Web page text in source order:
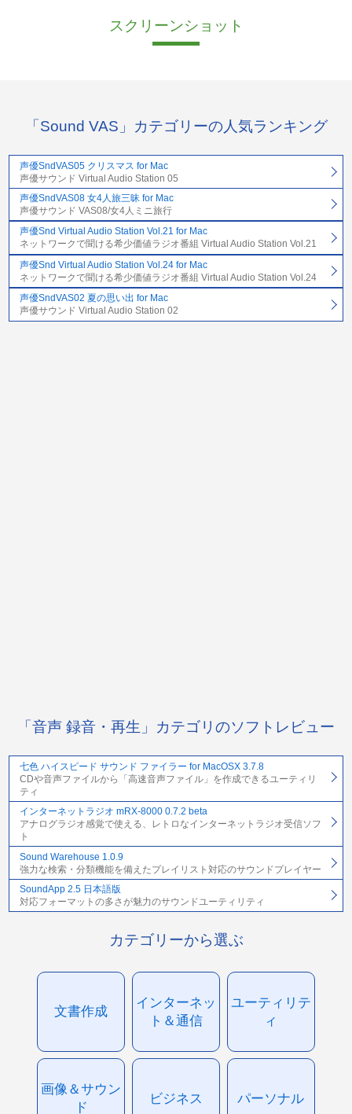
スクリーンショット
「Sound VAS」カテゴリーの人気ランキング
声優SndVAS05 クリスマス for Mac
声優サウンド Virtual Audio Station 05
声優SndVAS08 女4人旅三昧 for Mac
声優サウンド VAS08/女4人ミニ旅行
声優Snd Virtual Audio Station Vol.21 for Mac
ネットワークで聞ける希少価値ラジオ番組 Virtual Audio Station Vol.21
声優Snd Virtual Audio Station Vol.24 for Mac
ネットワークで聞ける希少価値ラジオ番組 Virtual Audio Station Vol.24
声優SndVAS02 夏の思い出 for Mac
声優サウンド Virtual Audio Station 02
「音声 録音・再生」カテゴリのソフトレビュー
七色 ハイスピード サウンド ファイラー for MacOSX 3.7.8
CDや音声ファイルから「高速音声ファイル」を作成できるユーティリ
ティ
インターネットラジオ mRX-8000 0.7.2 beta
アナログラジオ感覚で使える、レトロなインターネットラジオ受信ソフ
ト
Sound Warehouse 1.0.9
強力な検索・分類機能を備えたプレイリスト対応のサウンドプレイヤー
SoundApp 2.5 日本語版
対応フォーマットの多さが魅力のサウンドユーティリティ
カテゴリーから選ぶ
文書作成
インターネッ
ト＆通信
ユーティリテ
ィ
画像＆サウン
ド
ビジネス パーソナル